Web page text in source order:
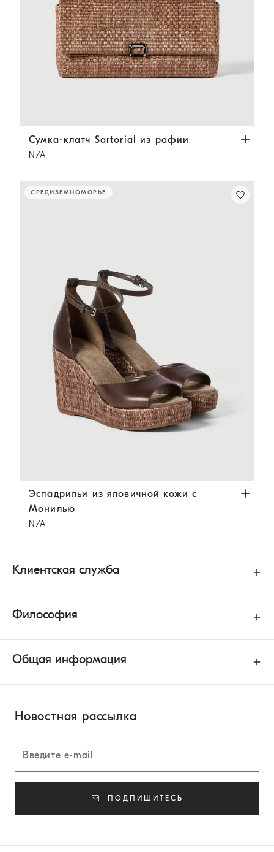
Сумка-клатч Sartorial из рафии Светло-Коричневый
Сумка-клатч Sartorial из рафии
N/A
СРЕДИЗЕМНОМОРЬЕ
Эспадрильи из яловичной кожи с Монилью Темно-
Эспадрильи из яловичной кожи с
Монилью
N/A
Клиентская служба
Философия
Общая информация
Новостная рассылка
ПОДПИШИТЕСЬ